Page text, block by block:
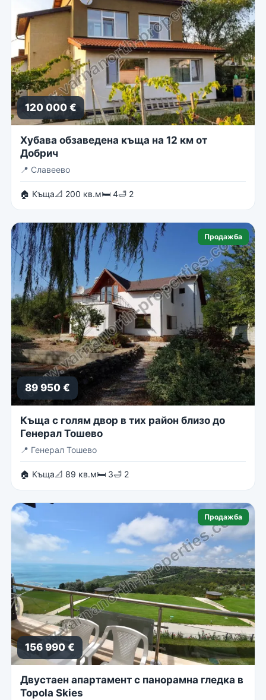
120 000 €
Хубава обзаведена къща на 12 км от
Добрич
📍 Славеево
🏠 Къща📐 200 кв.м🛏 4🛁 2
Продажба
89 950 €
Къща с голям двор в тих район близо до
Генерал Тошево
📍 Генерал Тошево
🏠 Къща📐 89 кв.м🛏 3🛁 2
Продажба
156 990 €
Двустаен апартамент с панорамна гледка в
Topola Skies